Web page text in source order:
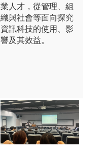
業人才，從管理、組
織與社會等面向探究
資訊科技的使用、影
響及其效益。